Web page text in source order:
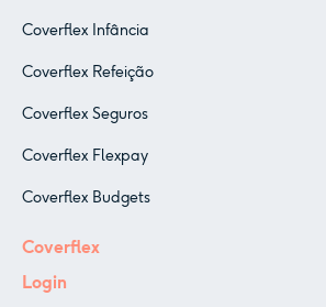
Coverflex Infância
Coverflex Refeição
Coverflex Seguros
Coverflex Flexpay
Coverflex Budgets
Coverflex
Login